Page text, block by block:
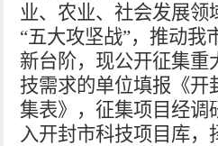
业、农业、社会发展领
“五大攻坚战”，推动我
新台阶，现公开征集重
技需求的单位填报《开
集表》，征集项目经调
入开封市科技项目库，